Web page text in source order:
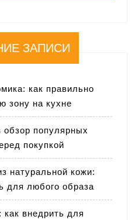
ЗАПИСИ
как правильно
зону на кухне
обзор популярных
покупкой
натуральной кожи:
для любого образа
внедрить для